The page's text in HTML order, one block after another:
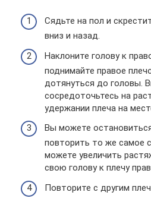
Сядьте на пол и
вниз и назад.
Наклоните голову к
поднимайте правое
дотянуться до головы.
сосредоточьтесь на
удержании плеча на
Вы можете
повторить то же самое
можете увеличить
свою голову к плечу
Повторите с другим